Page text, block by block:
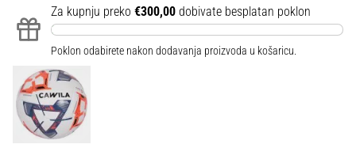
sve
članke
Za kupnju preko €300,00 dobivate besplatan poklon
Poklon odabirete nakon dodavanja proizvoda u košaricu.